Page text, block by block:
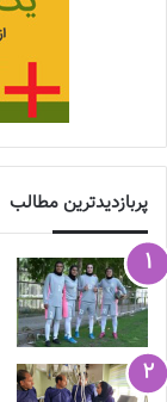
پربازدیدترین مطالب